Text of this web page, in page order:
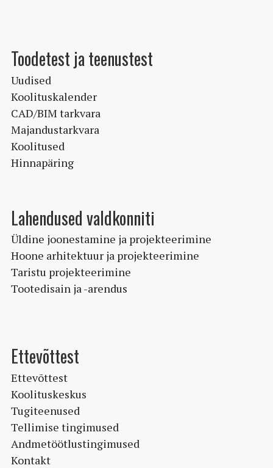
Toodetest ja teenustest
Uudised
Koolituskalender
CAD/BIM tarkvara
Majandustarkvara
Koolitused
Hinnapäring
Lahendused valdkonniti
Üldine joonestamine ja projekteerimine
Hoone arhitektuur ja projekteerimine
Taristu projekteerimine
Tootedisain ja -arendus
Ettevõttest
Ettevõttest
Koolituskeskus
Tugiteenused
Tellimise tingimused
Andmetöötlustingimused
Kontakt